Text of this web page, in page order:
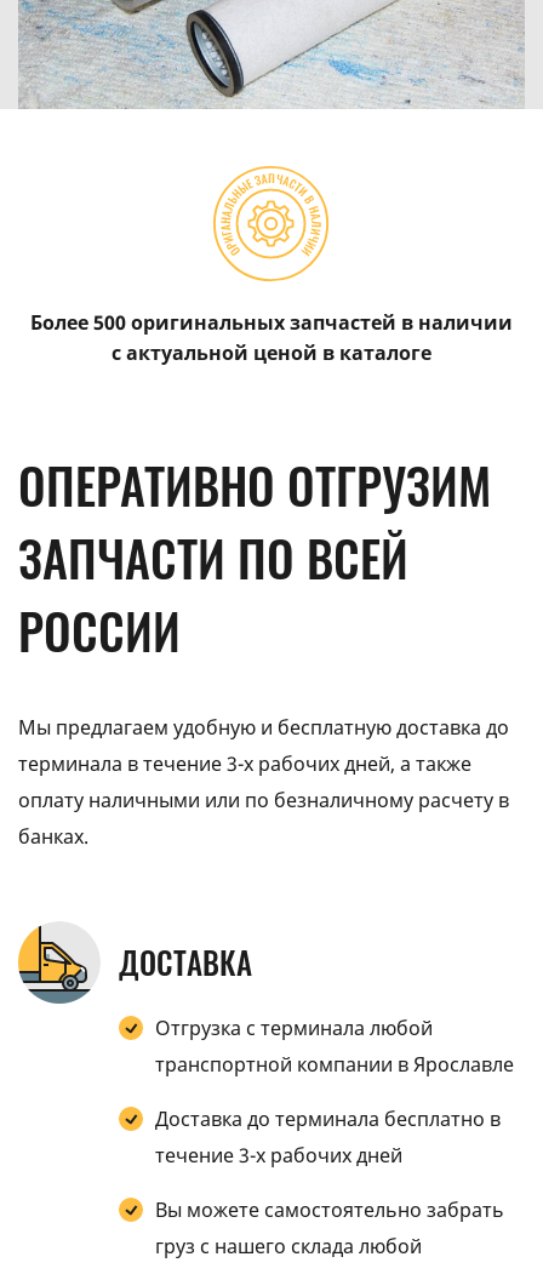
Более 500 оригинальных запчастей в наличии
с актуальной ценой в каталоге
ОПЕРАТИВНО ОТГРУЗИМ
ЗАПЧАСТИ ПО ВСЕЙ
РОССИИ
Мы предлагаем удобную и бесплатную доставка до
терминала в течение 3-х рабочих дней, а также
оплату наличными или по безналичному расчету в
банках.
ДОСТАВКА
Отгрузка с терминала любой
транспортной компании в Ярославле
Доставка до терминала бесплатно в
течение 3-х рабочих дней
Вы можете самостоятельно забрать
груз с нашего склада любой